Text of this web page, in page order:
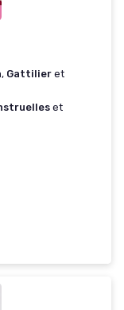
, Gattilier et
et